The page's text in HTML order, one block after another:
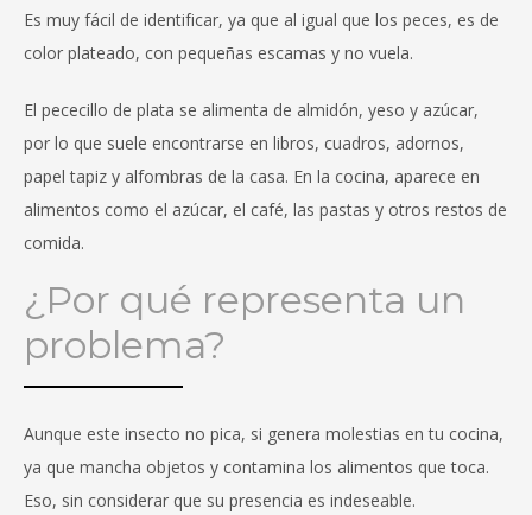
Es muy fácil de identificar, ya que al igual que los peces, es de
color plateado, con pequeñas escamas y no vuela.
El pececillo de plata se alimenta de almidón, yeso y azúcar,
por lo que suele encontrarse en libros, cuadros, adornos,
papel tapiz y alfombras de la casa. En la cocina, aparece en
alimentos como el azúcar, el café, las pastas y otros restos de
comida.
¿Por qué representa un
problema?
Aunque este insecto no pica, si genera molestias en tu cocina,
ya que mancha objetos y contamina los alimentos que toca.
Eso, sin considerar que su presencia es indeseable.